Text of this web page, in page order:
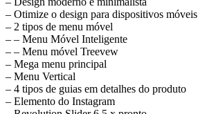
– Otimize o design para dispositivos móveis
– 2 tipos de menu móvel
– – Menu Móvel Inteligente
– – Menu móvel Treevew
– Mega menu principal
– Menu Vertical
– 4 tipos de guias em detalhes do produto
– Elemento do Instagram